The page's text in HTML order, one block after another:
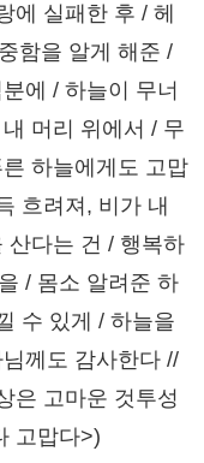
에 실패한 후 / 헤
함을 알게 해준 /
에 / 하늘이 무너
머리 위에서 / 무
하늘에게도 고맙
흐려져, 비가 내
산다는 건 / 행복하
/ 몸소 알려준 하
수 있게 / 하늘을
께도 감사한다 //
은 고마운 것투성
고맙다>)